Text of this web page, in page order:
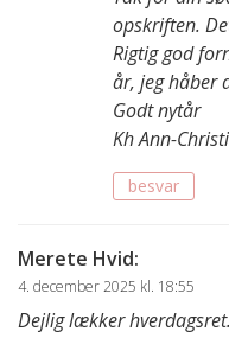
opskriften.
Rigtig god
år, jeg håber
Godt nytår
Kh Ann-
besvar
Merete Hvid:
4. december 2025 kl. 18:55
Dejlig lækker